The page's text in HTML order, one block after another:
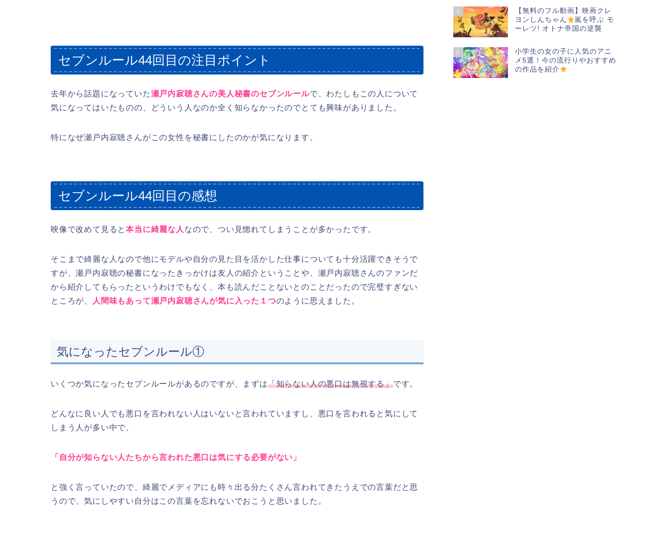
セブンルール44回目の注目ポイント
去年から話題になっていた瀬戸内寂聴さんの美人秘書のセブンルールで、わたしもこの人について
気になってはいたものの、どういう人なのか全く知らなかったのでとても興味がありました。
特になぜ瀬戸内寂聴さんがこの女性を秘書にしたのかが気になります。
セブンルール44回目の感想
映像で改めて見ると本当に綺麗な人なので、つい見惚れてしまうことが多かったです。
そこまで綺麗な人なので他にモデルや自分の見た目を活かした仕事についても十分活躍できそうで
すが、瀬戸内寂聴の秘書になったきっかけは友人の紹介ということや、瀬戸内寂聴さんのファンだ
から紹介してもらったというわけでもなく、本も読んだことないとのことだったので完璧すぎない
ところが、
人間味もあって瀬戸内寂聴さんが気に入った１つのように思えました。
気になったセブンルール①
いくつか気になったセブンルールがあるのですが、まずは「知らない人の悪口は無視する」です。
どんなに良い人でも悪口を言われない人はいないと言われていますし、悪口を言われると気にして
しまう人が多い中で、
「自分が知らない人たちから言われた悪口は気にする必要がない」
と強く言っていたので、綺麗でメディアにも時々出る分たくさん言われてきたうえでの言葉だと思
うので、気にしやすい自分はこの言葉を忘れないでおこうと思いました。
4
【無料のフル動画】映画クレ
ヨンしんちゃん
嵐を呼ぶ モ
ーレツ! オトナ帝国の逆襲
5
小学生の女の子に人気のアニ
メ5選！今の流行りやおすすめ
の作品を紹介